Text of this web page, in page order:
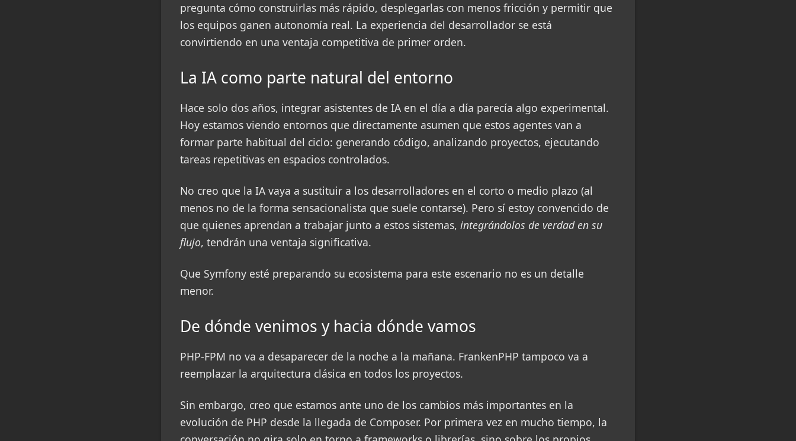
pregunta cómo construirlas más rápido, desplegarlas con menos fricción y permitir que
los equipos ganen autonomía real. La experiencia del desarrollador se está
convirtiendo en una ventaja competitiva de primer orden.
La IA como parte natural del entorno
Hace solo dos años, integrar asistentes de IA en el día a día parecía algo experimental.
Hoy estamos viendo entornos que directamente asumen que estos agentes van a
formar parte habitual del ciclo: generando código, analizando proyectos, ejecutando
tareas repetitivas en espacios controlados.
No creo que la IA vaya a sustituir a los desarrolladores en el corto o medio plazo (al
menos no de la forma sensacionalista que suele contarse). Pero sí estoy convencido de
que quienes aprendan a trabajar junto a estos sistemas, integrándolos de verdad en su
flujo, tendrán una ventaja significativa.
Que Symfony esté preparando su ecosistema para este escenario no es un detalle
menor.
De dónde venimos y hacia dónde vamos
PHP-FPM no va a desaparecer de la noche a la mañana. FrankenPHP tampoco va a
reemplazar la arquitectura clásica en todos los proyectos.
Sin embargo, creo que estamos ante uno de los cambios más importantes en la
evolución de PHP desde la llegada de Composer. Por primera vez en mucho tiempo, la